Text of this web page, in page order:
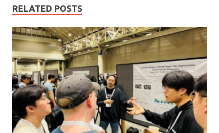
RELATED POSTS